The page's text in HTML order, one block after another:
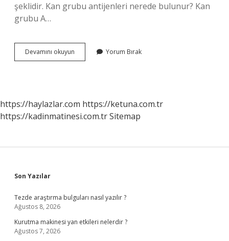
şeklidir. Kan grubu antijenleri nerede bulunur? Kan
grubu A…
Devamını okuyun
Antijen
Yorum Bırak
https://haylazlar.com https://ketuna.com.tr
https://kadinmatinesi.com.trSitemap
Sidebar
Son Yazılar
Tezde araştırma bulguları nasıl yazılır ?
Ağustos 8, 2026
Kurutma makinesi yan etkileri nelerdir ?
Ağustos 7, 2026